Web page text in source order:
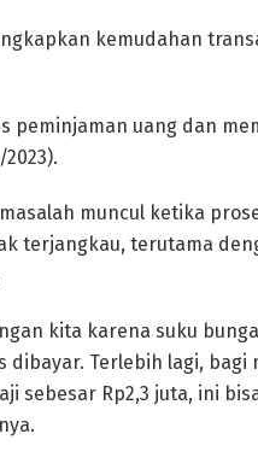
kemudahan
peminjaman uang dan
muncul ketika
terjangkau, terutama
kita karena suku
dibayar. Terlebih lagi, bagi
sebesar Rp2,3 juta, ini